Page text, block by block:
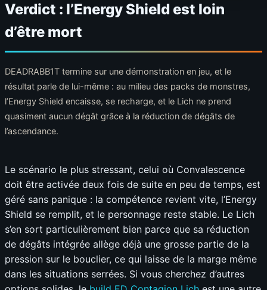
Verdict : l’Energy Shield est loin
d’être mort
DEADRABB1T termine sur une démonstration en jeu, et le
résultat parle de lui-même : au milieu des packs de monstres,
l’Energy Shield encaisse, se recharge, et le Lich ne prend
quasiment aucun dégât grâce à la réduction de dégâts de
l’ascendance.
Le scénario le plus stressant, celui où Convalescence
doit être activée deux fois de suite en peu de temps, est
géré sans panique : la compétence revient vite, l’Energy
Shield se remplit, et le personnage reste stable. Le Lich
s’en sort particulièrement bien parce que sa réduction
de dégâts intégrée allège déjà une grosse partie de la
pression sur le bouclier, ce qui laisse de la marge même
dans les situations serrées. Si vous cherchez d’autres